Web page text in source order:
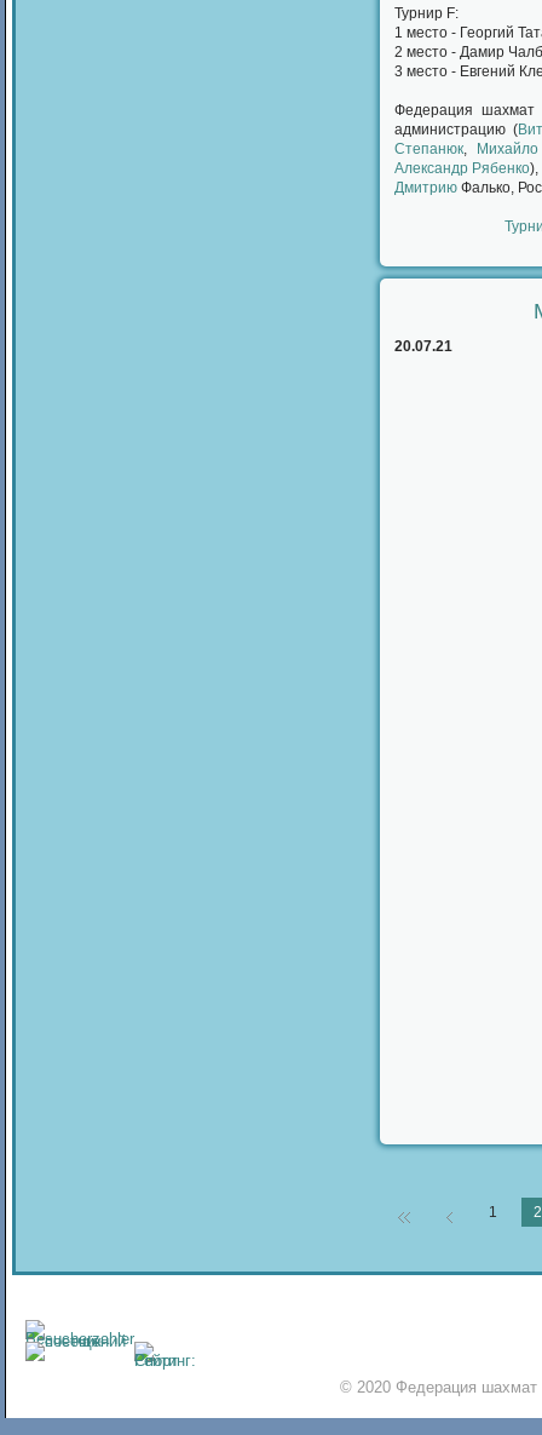
Турнир F:
1 место - Георгий
2 место - Дамир
3 место - Евгений
Федерация шахмат
администрацию (
Степанюк
Александр Рябенко),
Дмитрию Фалько,
20.07.21
1 2
© 2020 Федерация шахмат